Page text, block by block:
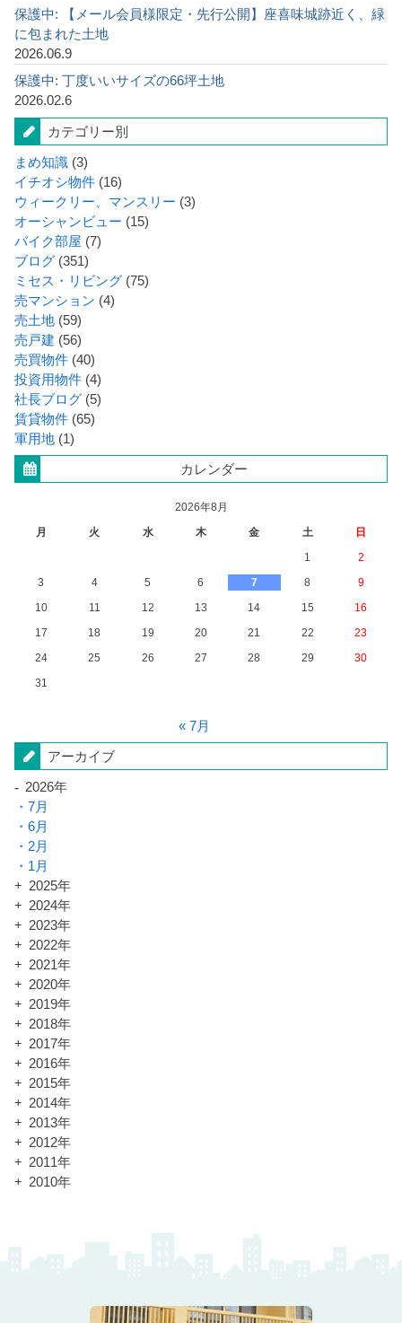
保護中: 【メール会員様限定・先行公開】座喜味城跡近く、緑
に包まれた土地
2026.06.9
保護中: 丁度いいサイズの66坪土地
2026.02.6
カテゴリー別
まめ知識 (3)
イチオシ物件 (16)
ウィークリー、マンスリー (3)
オーシャンビュー (15)
バイク部屋 (7)
ブログ (351)
ミセス・リビング (75)
売マンション (4)
売土地 (59)
売戸建 (56)
売買物件 (40)
投資用物件 (4)
社長ブログ (5)
賃貸物件 (65)
軍用地 (1)
カレンダー
2026年8月
月
火 水 木 金 土
日
1
2
3
4 5 6 7 8
9
10
11 12 13 14 15
16
17
18 19 20 21 22
23
24
25 26 27 28 29
30
31
« 7月
アーカイブ
2026年
7月
6月
2月
1月
2025年
2024年
2023年
2022年
2021年
2020年
2019年
2018年
2017年
2016年
2015年
2014年
2013年
2012年
2011年
2010年